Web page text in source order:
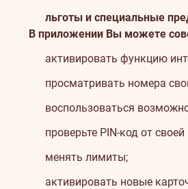
льготы и специальные
В приложении Вы можете
активировать функцию
просматривать номера
воспользоваться
проверьте PIN-код от
менять лимиты;
активировать новые